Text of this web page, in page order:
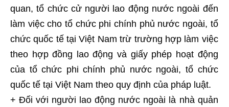
quan, tổ chức cử người lao động nước ngoài đến
làm việc cho tổ chức phi chính phủ nước ngoài, tổ
chức quốc tế tại Việt Nam trừ trường hợp làm việc
theo hợp đồng lao động và giấy phép hoạt động
của tổ chức phi chính phủ nước ngoài, tổ chức
quốc tế tại Việt Nam theo quy định của pháp luật.
+ Đối với người lao động nước ngoài là nhà quản